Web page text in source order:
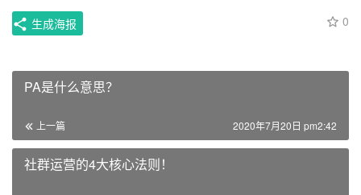
0
生成海报
PA是什么意思？
上一篇 2020年7月20日 pm2:42
社群运营的4大核心法则！